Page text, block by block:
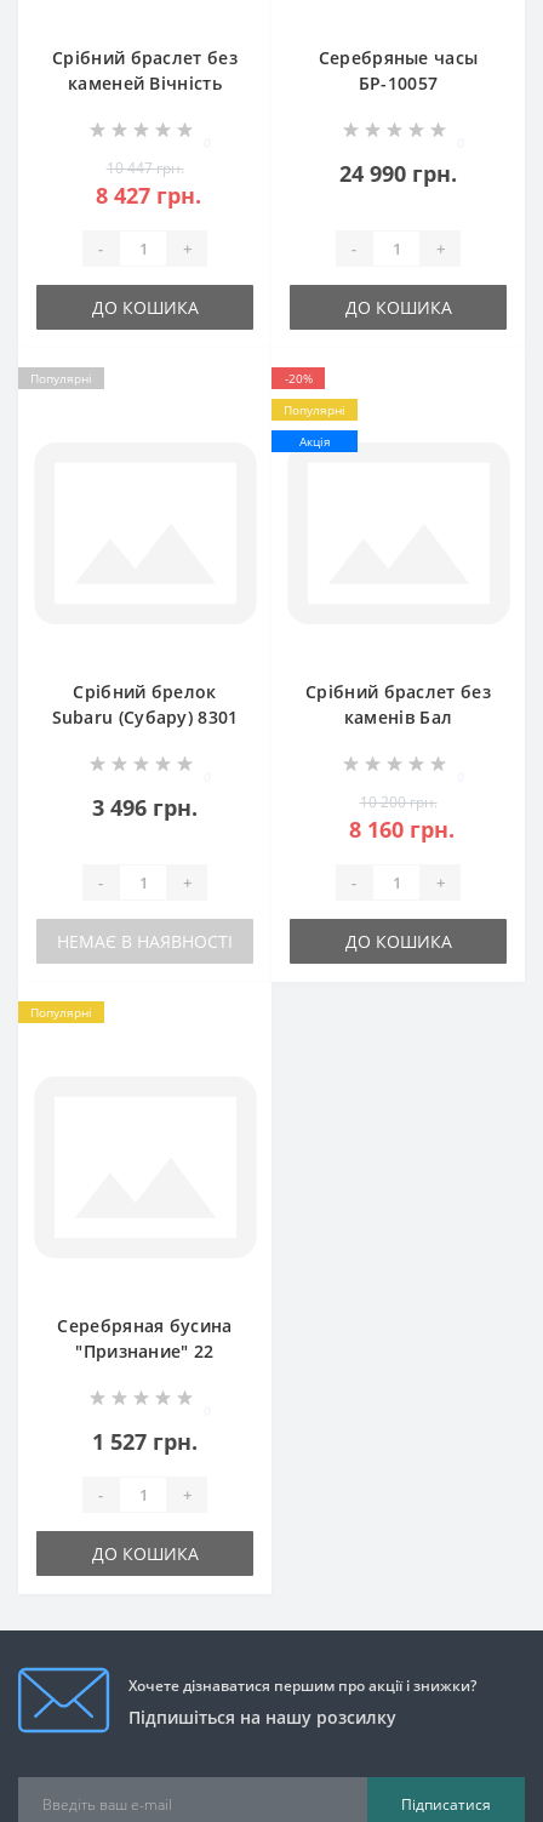
Срібний браслет без
каменей Вічність
10 447 грн.
8 427 грн.
- +
ДО КОШИКА
Серебряные часы
БР-10057
24 990 грн.
- +
ДО КОШИКА
Популярні
Срібний брелок
Subaru (Субару) 8301
3 496 грн.
- +
НЕМАЄ В НАЯВНОСТІ
-20%
Популярні
Акція
Срібний браслет без
каменів Бал
10 200 грн.
8 160 грн.
- +
ДО КОШИКА
Популярні
Серебряная бусина
"Признание" 22
1 527 грн.
- +
ДО КОШИКА
Хочете дізнаватися першим про акції і знижки?
Підпишіться на нашу розсилку
Підписатися